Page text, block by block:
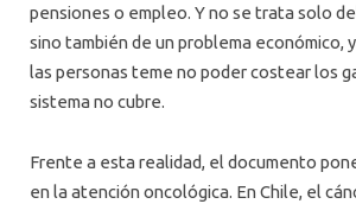
pensiones o empleo. Y no se trata solo
sino también de un problema económico,
las personas teme no poder costear los
sistema no cubre.
Frente a esta realidad, el documento
en la atención oncológica. En Chile, el